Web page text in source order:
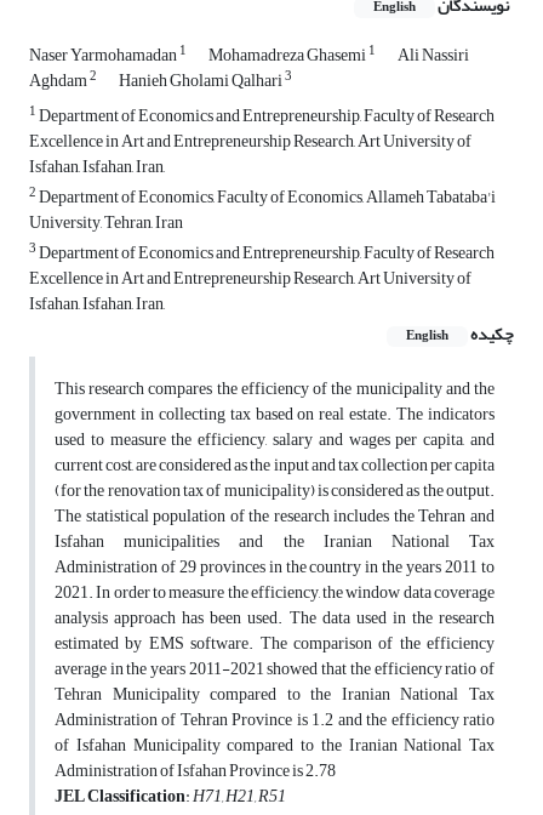
English
Naser Yarmohamadan1 Mohamadreza Ghasemi1 Ali Nassiri
Aghdam2 Hanieh Gholami Qalhari3
1Department of Economics and Entrepreneurship, Faculty of Research
Excellence in Art and Entrepreneurship Research, Art University of
Isfahan, Isfahan, Iran,
2Department of Economics, Faculty of Economics, Allameh Tabataba'i
University, Tehran, Iran
3Department of Economics and Entrepreneurship, Faculty of Research
Excellence in Art and Entrepreneurship Research, Art University of
Isfahan, Isfahan, Iran,
چکیده
English
This research compares the efficiency of the municipality and the
government in collecting tax based on real estate. The indicators
used to measure the efficiency, salary and wages per capita, and
current cost, are considered as the input and tax collection per capita
(for the renovation tax of municipality) is considered as the output.
The statistical population of the research includes the Tehran and
Isfahan municipalities and the Iranian National Tax
Administration of 29 provinces in the country in the years 2011 to
2021. In order to measure the efficiency, the window data coverage
analysis approach has been used. The data used in the research
estimated by EMS software. The comparison of the efficiency
average in the years 2011-2021 showed that the efficiency ratio of
Tehran Municipality compared to the Iranian National Tax
Administration of Tehran Province is 1.2 and the efficiency ratio
of Isfahan Municipality compared to the Iranian National Tax
Administration of Isfahan Province is 2.78
JEL Classification:H71, H21, R51